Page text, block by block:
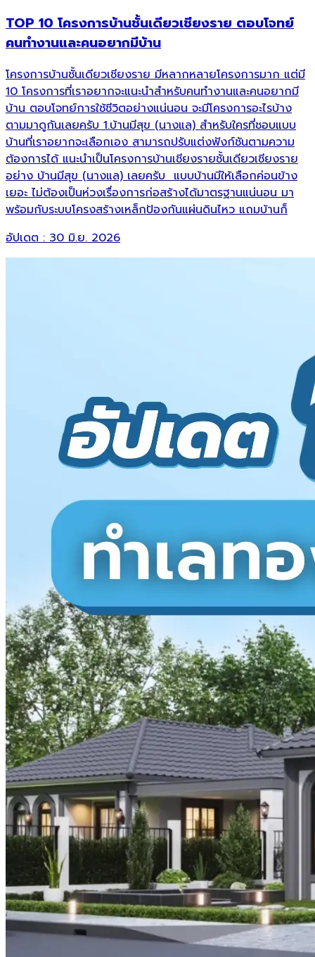
TOP 10 โครงการบ้านชั้นเดียวเชียงราย ตอบโจทย์
คนทำงานและคนอยากมีบ้าน
โครงการบ้านชั้นเดียวเชียงราย มีหลากหลายโครงการมาก แต่มี
10 โครงการที่เราอยากจะแนะนำสำหรับคนทำงานและคนอยากมี
บ้าน ตอบโจทย์การใช้ชีวิตอย่างแน่นอน จะมีโครงการอะไรบ้าง
ตามมาดูกันเลยครับ 1.บ้านมีสุข (นางแล) สำหรับใครที่ชอบแบบ
บ้านที่เราอยากจะเลือกเอง สามารถปรับแต่งฟังก์ชันตามความ
ต้องการได้ แนะนำเป็นโครงการบ้านเชียงรายชั้นเดียวเชียงราย
อย่าง บ้านมีสุข (นางแล) เลยครับ แบบบ้านมีให้เลือกค่อนข้าง
เยอะ ไม่ต้องเป็นห่วงเรื่องการก่อสร้างได้มาตรฐานแน่นอน มา
พร้อมกับระบบโครงสร้างเหล็กป้องกันแผ่นดินไหว แถมบ้านก็
อัปเดต :30 มิ.ย. 2026